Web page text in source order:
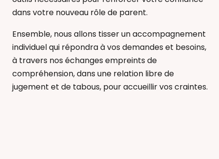
dans votre nouveau rôle de parent.
Ensemble, nous allons tisser un accompagnement
individuel qui répondra à vos demandes et besoins,
à travers nos échanges empreints de
compréhension, dans une relation libre de
jugement et de tabous, pour accueillir vos craintes.